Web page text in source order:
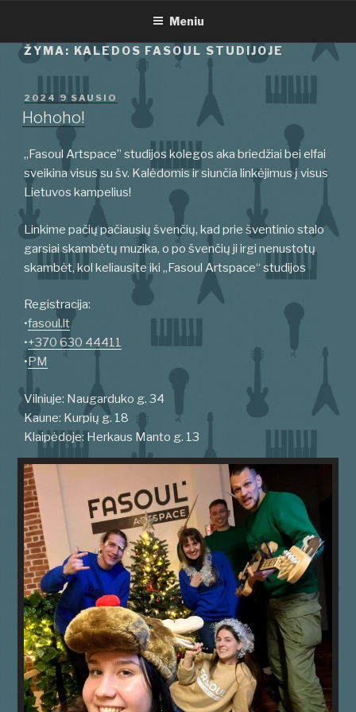
turinio
Meniu
ŽYMA: KALEDOS FASOUL STUDIJOJE
PASKELBTA
2024 9 SAUSIO
Hohoho!
„Fasoul Artspace” studijos kolegos aka briedžiai bei elfai
sveikina visus su šv. Kalėdomis ir siunčia linkėjimus į visus
Lietuvos kampelius!
Linkime pačių pačiausių švenčių, kad prie šventinio stalo
garsiai skambėtų muzika, o po švenčių ji irgi nenustotų
skambėt, kol keliausite iki „Fasoul Artspace“ studijos
Registracija:
•fasoul.lt
•+370 630 44411
•PM
Vilniuje: Naugarduko g. 34
Kaune: Kurpių g. 18
Klaipėdoje: Herkaus Manto g. 13